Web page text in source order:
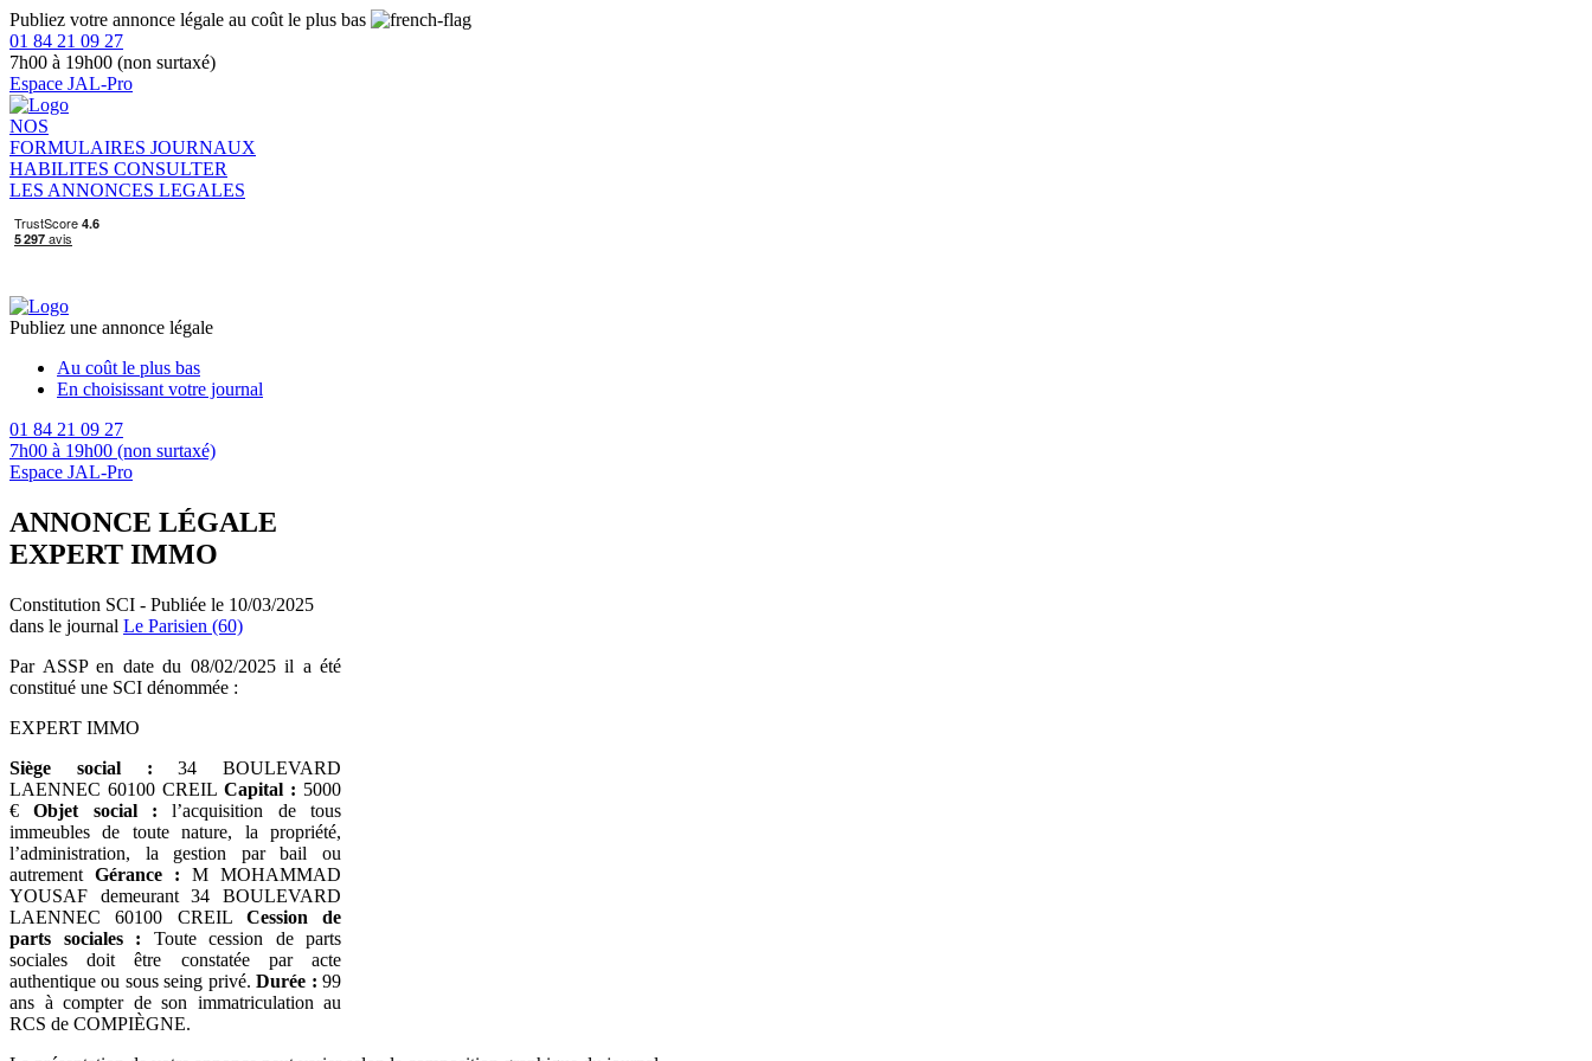
Publiez votre annonce légale au coût le plus bas
01 84 21 09 27
7h00 à 19h00 (non surtaxé)
Espace JAL-Pro
NOS
FORMULAIRES JOURNAUX
HABILITES CONSULTER
LES ANNONCES LEGALES
Publiez une annonce légale
Au coût le plus bas
En choisissant votre journal
01 84 21 09 27
7h00 à 19h00 (non surtaxé)
Espace JAL-Pro
ANNONCE LÉGALE
EXPERT IMMO
Constitution SCI - Publiée le 10/03/2025
dans le journal Le Parisien (60)
Par ASSP en date du 08/02/2025 il a été
constitué une SCI dénommée :
EXPERT IMMO
Siège social : 34 BOULEVARD
LAENNEC 60100 CREIL Capital : 5000
€Objet social : l’acquisition de tous
immeubles de toute nature, la propriété,
l’administration, la gestion par bail ou
autrement Gérance : M MOHAMMAD
YOUSAF demeurant 34 BOULEVARD
LAENNEC 60100 CREIL Cession de
parts sociales : Toute cession de parts
sociales doit être constatée par acte
authentique ou sous seing privé.Durée : 99
ans à compter de son immatriculation au
RCS de COMPIÈGNE.